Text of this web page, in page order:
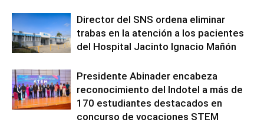
Director del SNS ordena eliminar
trabas en la atención a los pacientes
del Hospital Jacinto Ignacio Mañón
Presidente Abinader encabeza
reconocimiento del Indotel a más de
170 estudiantes destacados en
concurso de vocaciones STEM